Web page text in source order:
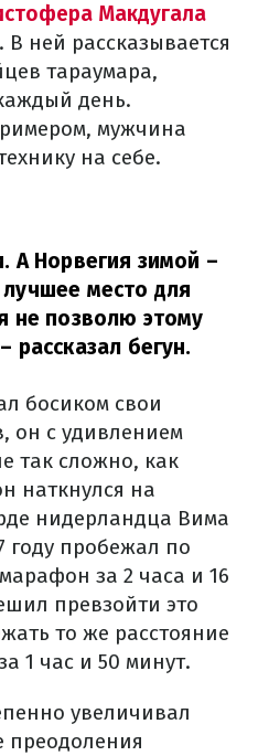
Макдугала
. В ней рассказывается
тараумара,
день.
мужчина
на себе.
А Норвегия зимой –
место для
не позволю этому
– рассказал бегун.
босиком свои
он с удивлением
так сложно, как
наткнулся на
нидерландца Вима
году пробежал по
за 2 часа и 16
превзойти это
то же расстояние
1 час и 50 минут.
увеличивал
преодоления